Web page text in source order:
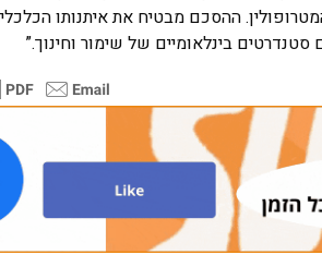
ההסכם מבטיח את איתנותו
בינלאומיים של שימור וחינוך.”